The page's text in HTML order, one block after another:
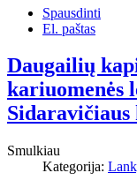
Spausdinti
El. paštas
Daugailių
kariuomenės
Sidaravičiaus
Smulkiau
Kategorija: